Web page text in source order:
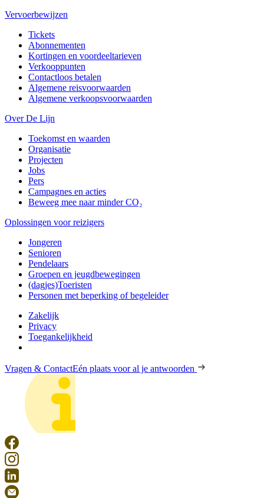
Vervoerbewijzen
Tickets
Abonnementen
Kortingen en voordeeltarieven
Verkooppunten
Contactloos betalen
Algemene reisvoorwaarden
Algemene verkoopsvoorwaarden
Over De Lijn
Toekomst en waarden
Organisatie
Projecten
Jobs
Pers
Campagnes en acties
Beweeg mee naar minder CO₂
Oplossingen voor reizigers
Jongeren
Senioren
Pendelaars
Groepen en jeugdbewegingen
(dagjes)Toeristen
Personen met beperking of begeleider
Zakelijk
Privacy
Toegankelijkheid
Vragen & ContactEén plaats voor al je antwoorden